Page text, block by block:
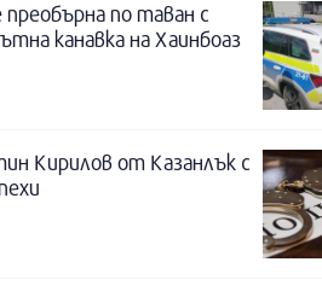
по таван с
канавка на Хаинбоаз
Кирилов от Казанлък с